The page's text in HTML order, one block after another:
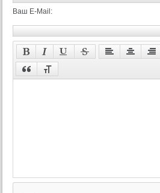
45 серия
46 серия
47 серия
Ваш E-Mail: